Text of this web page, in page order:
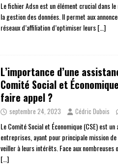
Le fichier Adsn est un élément crucial dans
la gestion des données. Il permet aux
réseaux d’affiliation d’optimiser leurs[…]
L’importance d’une
Comité Social et
faire appel ?
septembre 24, 2023 Cédric Dubois
Le Comité Social et Économique (CSE) est
entreprises, ayant pour principale mission
veiller à leurs intérêts. Face aux
[…]